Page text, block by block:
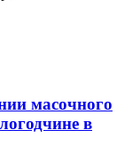
масочного
в